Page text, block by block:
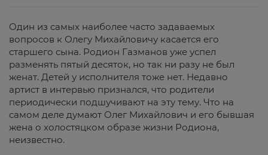
Один из самых наиболее часто задаваемых
вопросов к Олегу Михайловичу касается его
старшего сына. Родион Газманов уже успел
разменять пятый десяток, но так ни разу не был
женат. Детей у исполнителя тоже нет. Недавно
артист в интервью признался, что родители
периодически подшучивают на эту тему. Что на
самом деле думают Олег Михайлович и его бывшая
жена о холостяцком образе жизни Родиона,
неизвестно.